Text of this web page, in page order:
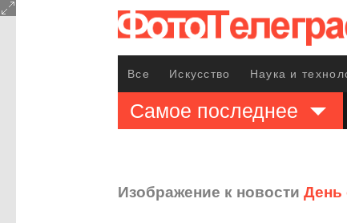
Все Искусство Наука и
Самое последнее
Изображение к новости День